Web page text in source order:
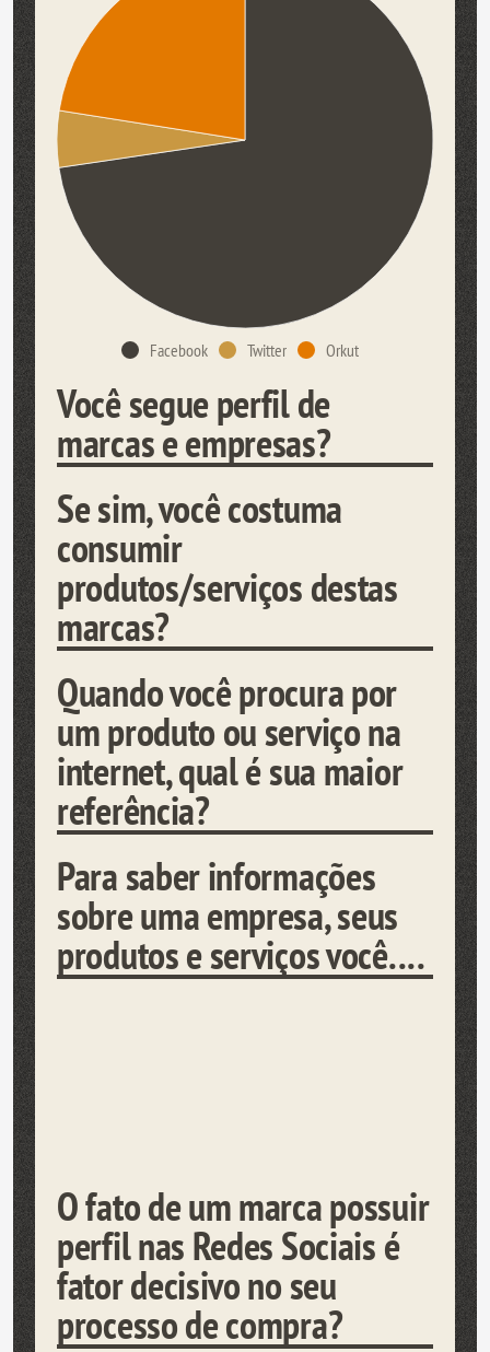
Facebook Twitter Orkut
Você segue perfil de
marcas e empresas?
Se sim, você costuma
consumir
produtos/serviços destas
marcas?
Quando você procura por
um produto ou serviço na
internet, qual é sua maior
referência?
Para saber informações
sobre uma empresa, seus
produtos e serviços você....
O fato de um marca possuir
perfil nas Redes Sociais é
fator decisivo no seu
processo de compra?